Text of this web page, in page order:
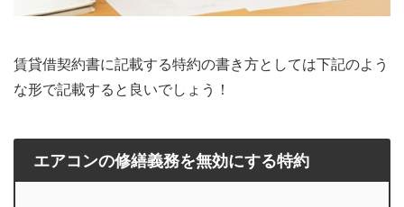
賃貸借契約書に記載する特約の書き方としては下記のよう
な形で記載すると良いでしょう！
エアコンの修繕義務を無効にする特約